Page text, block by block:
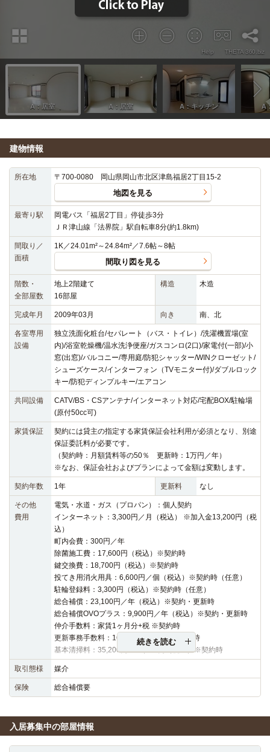
建物情報
所在地 〒700-0080 岡山県岡山市北区津島福居2丁目15-2
地図を見る
最寄り駅
岡電バス「福居2丁目」停徒歩3分
ＪＲ津山線「法界院」駅自転車8分(約1.8km)
間取り／
面積
1K／24.01m²～24.84m²／7.6帖～8帖
間取り図を見る
階数・
全部屋数
地上2階建て
16部屋
構造 木造
完成年月 2009年03月 向き 南、北
各室専用
設備
独立洗面化粧台/セパレート（バス・トイレ）/洗濯機置場(室
内)/浴室乾燥機/温水洗浄便座/ガスコンロ(2口)/家電付(一部)/小
窓(出窓)/バルコニー/専用庭/防犯シャッター/WINクローゼット/
シューズケース/インターフォン（TVモニター付)/ダブルロック
キー/防犯ディンプルキー/エアコン
共同設備
CATV/BS・CSアンテナ/インターネット対応/宅配BOX/駐輪場
(原付50cc可)
家賃保証
契約には貸主の指定する家賃保証会社利用が必須となり、別途
保証委託料が必要です。
（契約時：月額賃料等の50％ 更新時：1万円／年）
※なお、保証会社およびプランによって金額は変動します。
契約年数 1年 更新料 なし
その他
費用
電気・水道・ガス（プロパン）：個人契約
インターネット：3,300円／月（税込） ※加入金13,200円（税
込）
町内会費：300円／年
除菌施工費：17,600円（税込）※契約時
鍵交換費：18,700円（税込）※契約時
投てき用消火用具：6,600円／個（税込）※契約時（任意）
駐輪登録料：3,300円（税込）※契約時（任意）
総合補償：23,100円／年（税込）※契約・更新時
総合補償OVOプラス：9,900円／年（税込）※契約・更新時
仲介手数料：家賃1ヶ月分+税 ※契約時
更新事務手数料：16,500円（税込）※更新時
基本清掃料：35,200円～38,500円（税込）※契約時
続きを読む
取引態様 媒介
保険 総合補償要
入居募集中の部屋情報